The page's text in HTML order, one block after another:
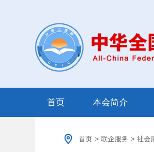
首页 本会简介
首页 > 联企服务 > 社会